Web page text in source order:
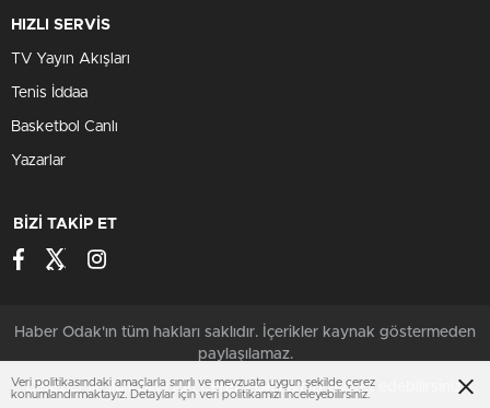
HIZLI SERVİS
TV Yayın Akışları
Tenis İddaa
Basketbol Canlı
Yazarlar
BİZİ TAKİP ET
Haber Odak'ın tüm hakları saklıdır. İçerikler kaynak göstermeden
paylaşılamaz.
Çerezler ile ilgili bilgi içinÇerez Politikamızıziyaret edebilirsiniz.
Veri politikasındaki amaçlarla sınırlı ve mevzuata uygun şekilde çerez
konumlandırmaktayız. Detaylar için veri politikamızı inceleyebilirsiniz.